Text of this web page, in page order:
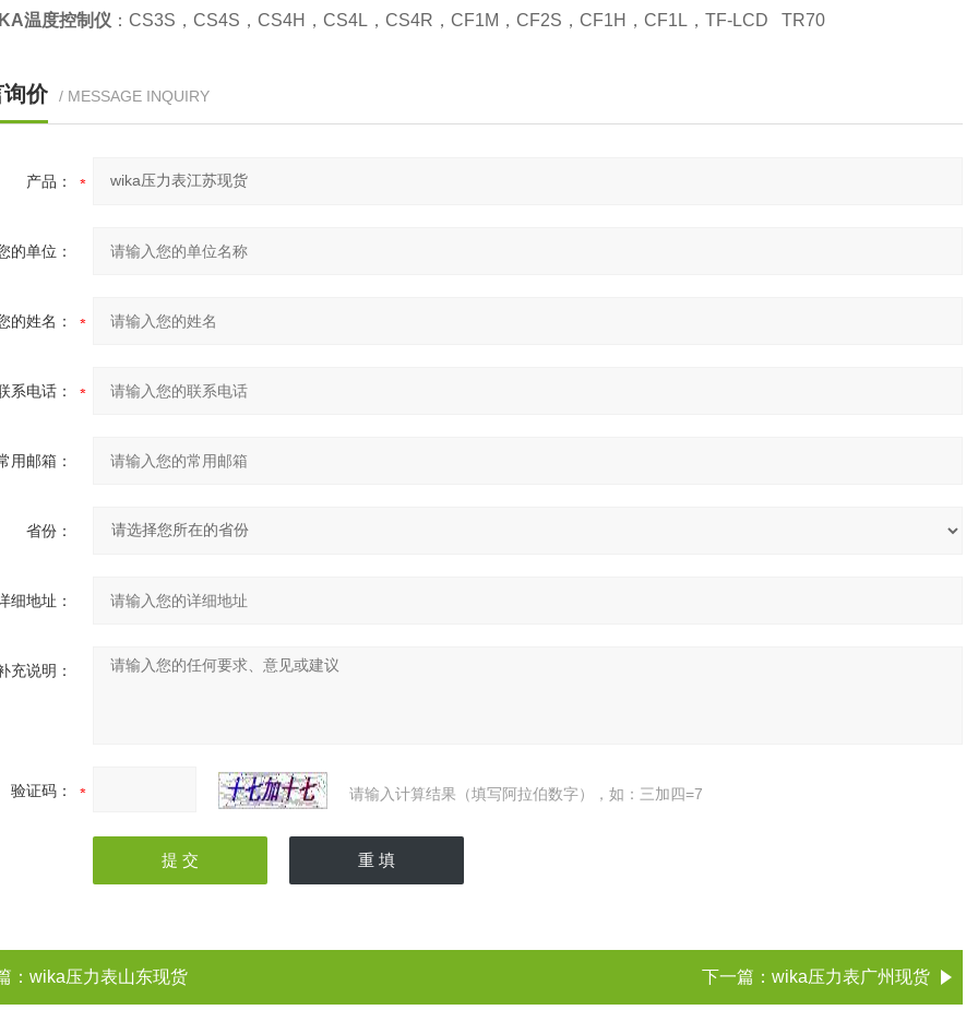
温度控制仪 ： CS3S ， CS4S ， CS4H ， CS4L ， CS4R ， CF1M ， CF2S ， CF1H ， CF1L ， TF-LCD TR70
价 / MESSAGE INQUIRY
产品：
的单位：
的姓名：
系电话：
用邮箱：
省份：
细地址：
充说明：
验证码： 请输入计算结果（填写阿拉伯数字），如：三加四=7
： wika压力表山东现货 下一篇： wika压力表广州现货